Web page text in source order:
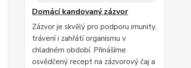
Domácí kandovaný zázvor
Zázvor je skvělý pro podporu imunity,
trávení i zahřátí organismu v
chladném období. Přinášíme
osvědčený recept na zázvorový čaj a